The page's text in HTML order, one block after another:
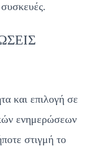
συσκευές.
και επιλογή σε
ενημερώσεων
στιγμή το